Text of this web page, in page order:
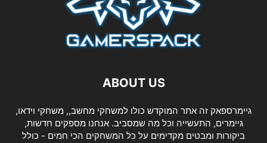
ABOUT US
גיימרספאק זה אתר המוקדש כולו למשחקי מחשב,, משחקי וידאו,
גיימרים, התעשייה וכל מה שמסביב. אנחנו מספקים חדשות,
ביקורות ומבטים מקדימים על כל המשחקים הכי חמים - כולל